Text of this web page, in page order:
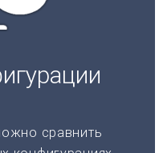
сравнить